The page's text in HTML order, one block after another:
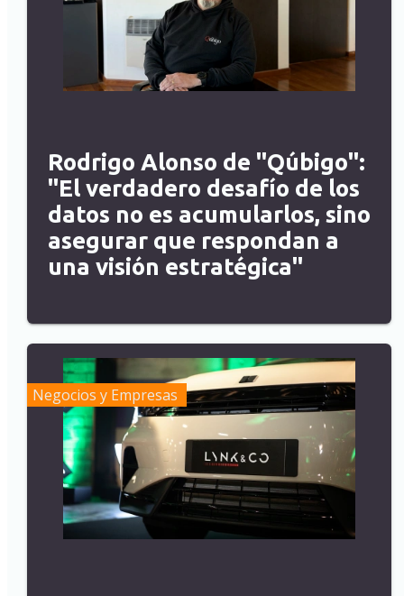
Rodrigo Alonso de "Qúbigo":
"El verdadero desafío de los
datos no es acumularlos, sino
asegurar que respondan a
una visión estratégica"
Negocios y Empresas